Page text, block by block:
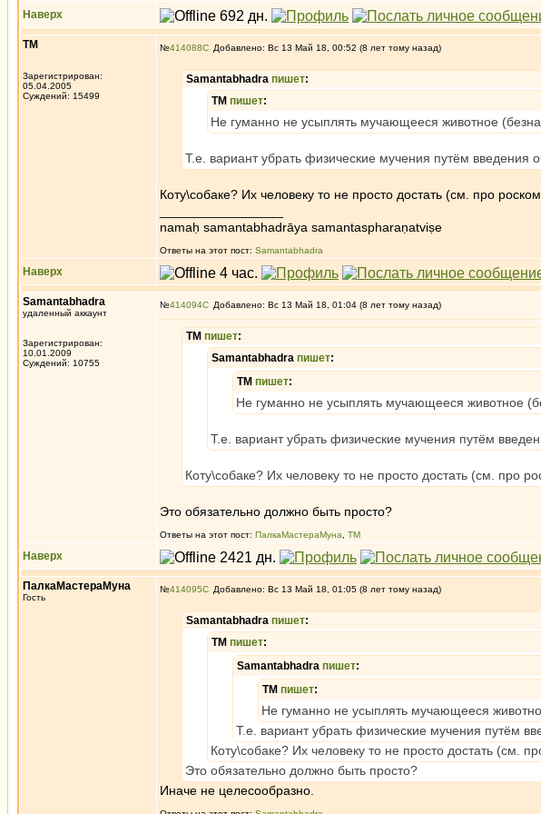
Наверх
ТМ
Зарегистрирован:
05.04.2005
Суждений: 15499
№414088 Добавлено: Вс 13 Май 18, 00:52 (8 лет тому назад)
Samantabhadra пишет:
ТМ пишет:
Не гуманно не усыплять мучающееся животное
Т.е. вариант убрать физические мучения путём
Коту\собаке? Их человеку то не просто достать (см. про
namaḥ samantabhadrāya samantaspharaṇatviṣe
Ответы на этот пост: Samantabhadra
Наверх
Samantabhadra
удаленный аккаунт
Зарегистрирован:
10.01.2009
Суждений: 10755
№414094 Добавлено: Вс 13 Май 18, 01:04 (8 лет тому назад)
ТМ пишет:
Samantabhadra пишет:
ТМ пишет:
Не гуманно не усыплять мучающееся животное
Т.е. вариант убрать физические мучения путём
Коту\собаке? Их человеку то не просто достать (см. про
Это обязательно должно быть просто?
Ответы на этот пост: ПалкаМастераМуна ТМ
Наверх
ПалкаМастераМуна
Гость
№414095 Добавлено: Вс 13 Май 18, 01:05 (8 лет тому назад)
Samantabhadra пишет:
ТМ пишет:
Samantabhadra пишет:
ТМ пишет:
Не гуманно не усыплять мучающееся
Т.е. вариант убрать физические мучения путём
Коту\собаке? Их человеку то не просто достать (см.
Это обязательно должно быть просто?
Иначе не целесообразно.